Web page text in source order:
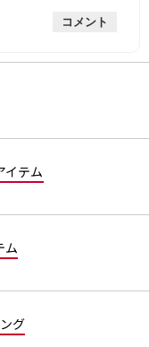
コメント
イテム
ム
グ